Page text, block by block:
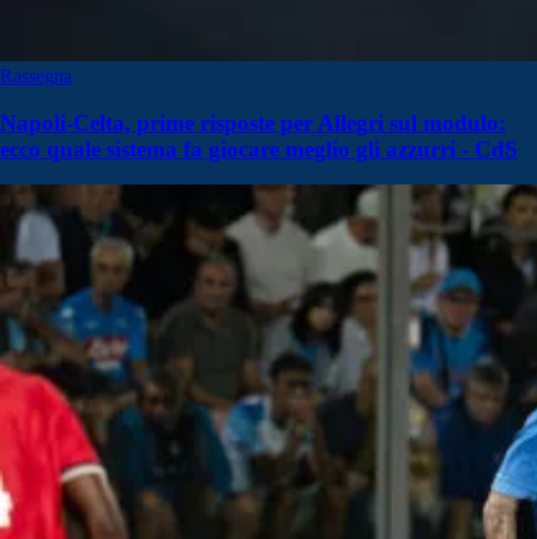
Rassegna
Napoli-Celta, prime risposte per Allegri sul modulo:
ecco quale sistema fa giocare meglio gli azzurri - CdS